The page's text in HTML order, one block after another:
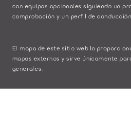
con equipos opcionales siguiendo un
comprobación y un perfil de
El mapa de este sitio web lo
mapas externos y sirve únicamente
generales.